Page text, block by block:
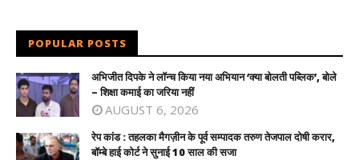
POPULAR POSTS
अभिजीत दिपके ने लॉन्च किया नया अभियान ‘क्या बोलती पब्लिक’, बोले
– शिक्षा कमाई का जरिया नहीं
AUGUST 6, 2026
रेप कांड : तहलका मैगज़ीन के पूर्व सम्पादक तरुण तेजपाल दोषी करार,
बॉम्बे हाई कोर्ट ने सुनाई 10 साल की सजा